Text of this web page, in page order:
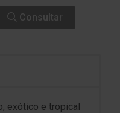
Consultar
exótico e tropical